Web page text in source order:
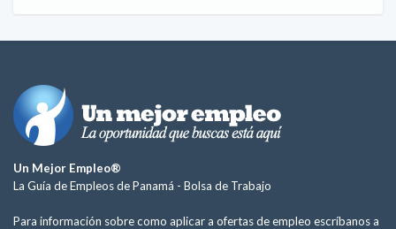
Un Mejor Empleo®
La Guía de Empleos de Panamá - Bolsa de Trabajo
Para información sobre como aplicar a ofertas de empleo escríbanos a